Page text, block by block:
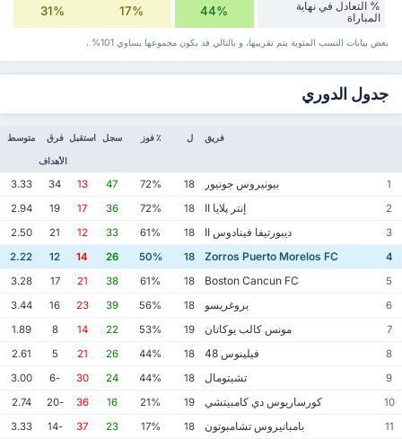
% التعادل في نهاية
المباراة
44%
17%
31%
بعض بيانات ‏النسب المئوية يتم تقريبها، و بالتالي قد ‏يكون مجموعها يساوي 101% .
جدول الدوري
فريق ل ٪ فوز سجل استقبل فرق
الأهداف
متوسط
1 بيونيروس جونيور 18
72%
47
13
34
3.33
2
إنتر پلايا II 18
72%
36
17
19
2.94
3
ديبورتيفا فينادوس II 18
61%
33
12
21
2.50
4
18
50%
26
14
12
2.22
5
18
61%
38
21
17
3.28
6
بروغريسو 18
56%
39
23
16
3.44
7
مونس كالب يوكاتان 19
53%
22
14
8
1.89
8
فيلينوس 48 18
44%
26
21
5
2.61
9
تشيتومال 18
44%
24
30
-6
3.00
10
كورساريوس دي كامبيتشي 19
21%
16
36
-20
2.74
11
بامبانيروس تشامبوتون 18
17%
23
37
-14
3.33